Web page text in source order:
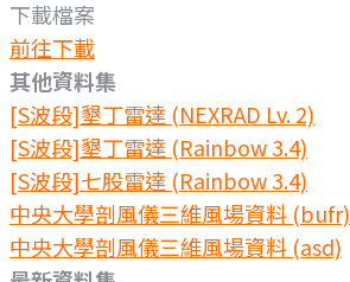
下載檔案
前往下載
其他資料集
[S波段]墾丁雷達 (NEXRAD Lv. 2)
[S波段]墾丁雷達 (Rainbow 3.4)
[S波段]七股雷達 (Rainbow 3.4)
中央大學剖風儀三維風場資料 (bufr)
中央大學剖風儀三維風場資料 (asd)